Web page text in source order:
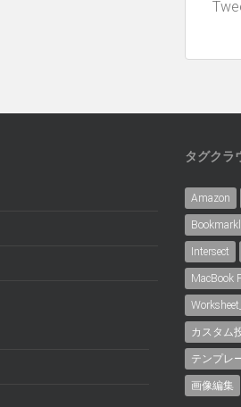
タグクラ
Amazon
Intersect
MacBook
カスタム
テンプレ
画像編集